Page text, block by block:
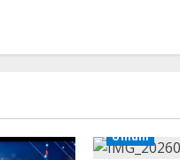
Umum